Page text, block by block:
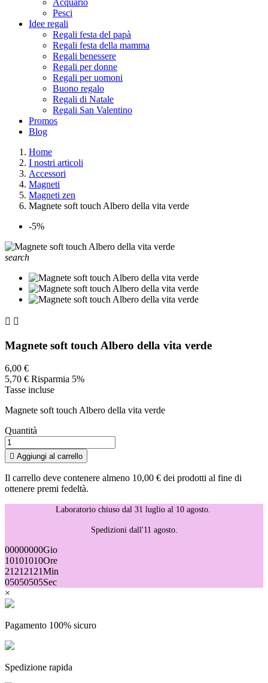
Acquario
Pesci
Idee regali
Regali festa del papà
Regali festa della mamma
Regali benessere
Regali per donne
Regali per uomoni
Buono regalo
Regali di Natale
Regali San Valentino
Promos
Blog
Home
I nostri articoli
Accessori
Magneti
Magneti zen
Magnete soft touch Albero della vita verde
-5%
search
 
Magnete soft touch Albero della vita verde
6,00 €
5,70 € Risparmia 5%
Tasse incluse
Magnete soft touch Albero della vita verde
Quantità
 Aggiungi al carrello
Il carrello deve contenere almeno 10,00 € dei prodotti al fine di
ottenere premi fedeltà.
Laboratorio chiuso dal 31 luglio al 10 agosto.
Spedizioni dall'11 agosto.
00000000Gio
10101010Ore
21212121Min
05050505Sec
×
Pagamento 100% sicuro
Spedizione rapida